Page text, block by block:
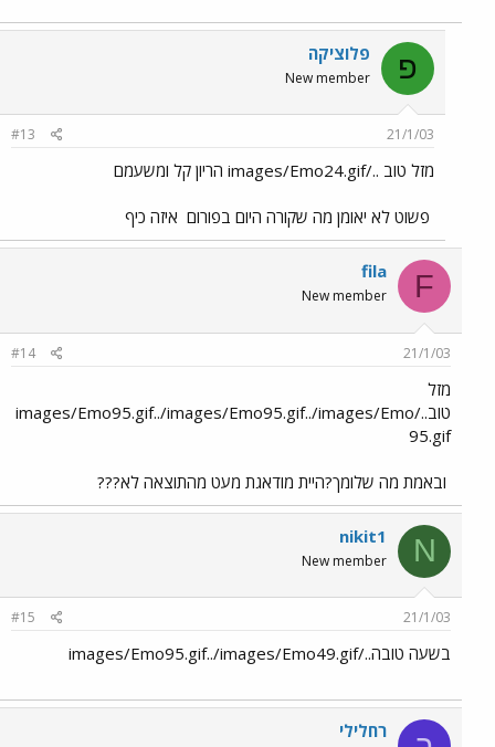
פ פלוציקה
New member
21/1/03
#13
מזל טוב ../images/Emo24.gif הריון קל ומשעמם
פשוט לא יאומן מה שקורה היום בפורום איזה כיף
F
fila
New member
21/1/03
#14
מזל
טוב../images/Emo95.gif../images/Emo95.gif../images/Emo
95.gif
ובאמת מה שלומך?היית מודאגת מעט מהתוצאה לא???
N
nikit1
New member
21/1/03
#15
בשעה טובה../images/Emo95.gif../images/Emo49.gif
רחלילי